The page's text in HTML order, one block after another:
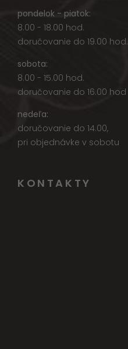
pondelok - piatok:
8.00 - 18.00 hod.
doručovanie do 19.00 hod.
sobota:
8.00 - 15.00 hod.
doručovanie do 16.00 hod
nedeľa:
doručovanie do 14.00,
pri objednávke v sobotu
KONTAKTY